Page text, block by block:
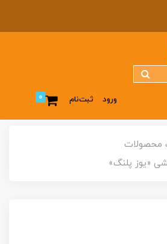
ورود ثبت‌نام 0
محصولات
«یوز پلنگ»